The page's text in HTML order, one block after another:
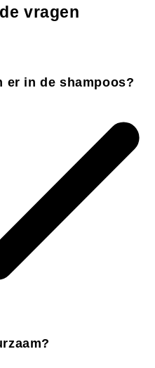
vragen
er in de shampoos?